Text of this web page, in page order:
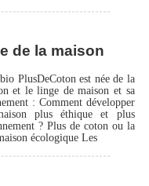
de la maison
PlusDeCoton est née de la
et le linge de maison et sa
: Comment développer
plus éthique et plus
? Plus de coton ou la
écologique Les